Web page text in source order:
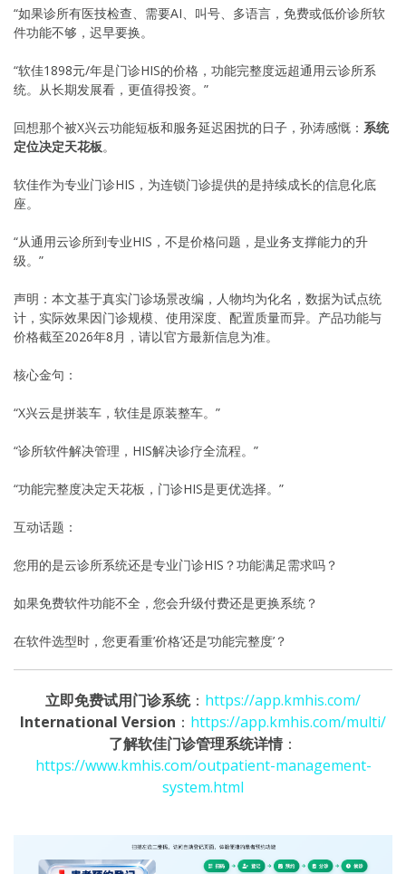
“如果诊所有医技检查、需要AI、叫号、多语言，免费或低价诊所软
件功能不够，迟早要换。
“软佳1898元/年是门诊HIS的价格，功能完整度远超通用云诊所系
统。从长期发展看，更值得投资。”
回想那个被X兴云功能短板和服务延迟困扰的日子，孙涛感慨： 系统
定位决定天花板。
软佳作为专业门诊HIS，为连锁门诊提供的是持续成长的信息化底
座。
“从通用云诊所到专业HIS，不是价格问题，是业务支撑能力的升
级。”
声明：本文基于真实门诊场景改编，人物均为化名，数据为试点统
计，实际效果因门诊规模、使用深度、配置质量而异。产品功能与
价格截至2026年8月，请以官方最新信息为准。
核心金句：
“X兴云是拼装车，软佳是原装整车。”
“诊所软件解决管理，HIS解决诊疗全流程。”
“功能完整度决定天花板，门诊HIS是更优选择。”
互动话题：
您用的是云诊所系统还是专业门诊HIS？功能满足需求吗？
如果免费软件功能不全，您会升级付费还是更换系统？
在软件选型时，您更看重’价格’还是’功能完整度’？
立即免费试用门诊系统： https://app.kmhis.com/
International Version ： https://app.kmhis.com/multi/
了解软佳门诊管理系统详情：
https://www.kmhis.com/outpatient-management-
system.html